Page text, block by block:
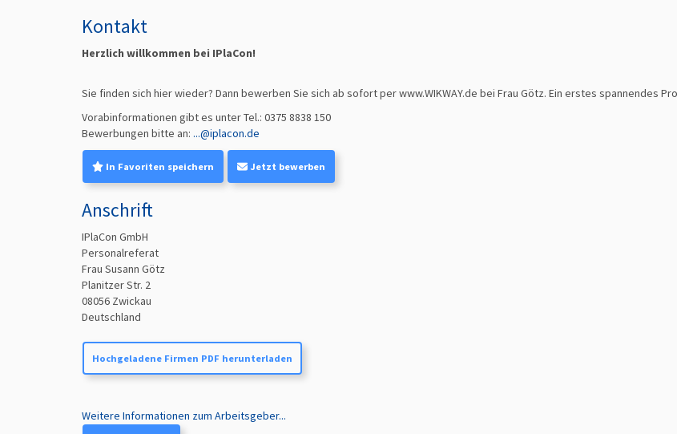
Kontakt
Herzlich willkommen bei IPlaCon!
Sie finden sich hier wieder? Dann bewerben Sie sich ab sofort per www.WIKWAY.de bei Frau Götz. Ein erstes spannendes
Vorabinformationen gibtes unter Tel.: 0375 8838 150
Bewerbungen bitte an: ...@iplacon.de
In Favoriten speichern Jetzt bewerben
Anschrift
IPlaCon GmbH
Personalreferat
Frau Susann Götz
Planitzer Str. 2
08056 Zwickau
Deutschland
Hochgeladene Firmen PDF herunterladen
Weitere Informationen zum Arbeitsgeber...